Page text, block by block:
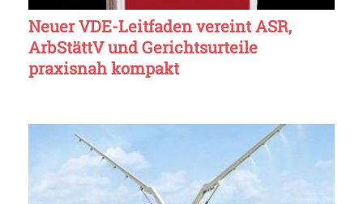
Neuer VDE-Leitfaden vereint ASR,
ArbStättV und Gerichtsurteile
praxisnah kompakt